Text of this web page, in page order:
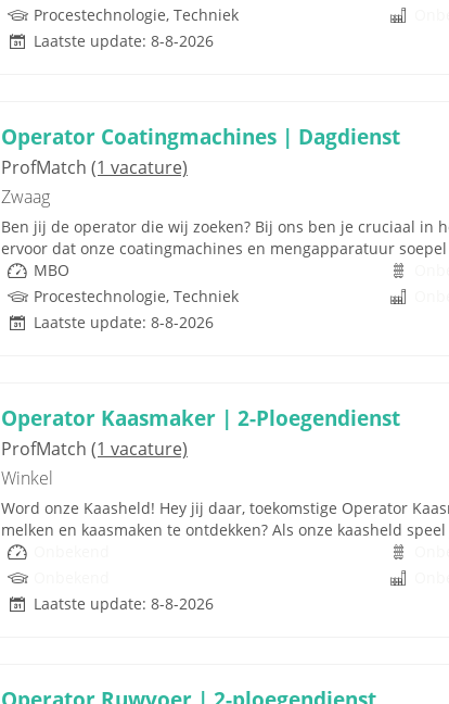
Procestechnologie, Techniek
Laatste update: 8-8-2026
Operator Coatingmachines | Dagdienst
ProfMatch (1 vacature)
Zwaag
Ben jij de operator die wij zoeken? Bij ons ben je cruciaal in
ervoor dat onze coatingmachines en mengapparatuur
MBO
Procestechnologie, Techniek
Laatste update: 8-8-2026
Operator Kaasmaker | 2-Ploegendienst
ProfMatch (1 vacature)
Winkel
Word onze Kaasheld! Hey jij daar, toekomstige Operator
melken en kaasmaken te ontdekken? Als onze kaasheld
Laatste update: 8-8-2026